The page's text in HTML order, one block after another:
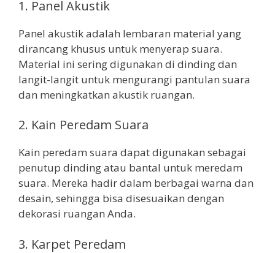
1. Panel Akustik
Panel akustik adalah lembaran material yang
dirancang khusus untuk menyerap suara.
Material ini sering digunakan di dinding dan
langit-langit untuk mengurangi pantulan suara
dan meningkatkan akustik ruangan.
2. Kain Peredam Suara
Kain peredam suara dapat digunakan sebagai
penutup dinding atau bantal untuk meredam
suara. Mereka hadir dalam berbagai warna dan
desain, sehingga bisa disesuaikan dengan
dekorasi ruangan Anda.
3. Karpet Peredam